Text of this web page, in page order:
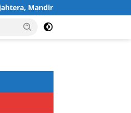
dan Religius Bangun